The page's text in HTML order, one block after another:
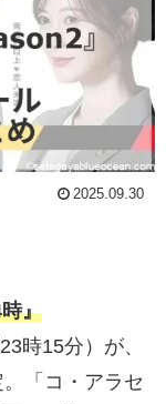
2025.09.30
』
時15分）が、
「コ・アラセ